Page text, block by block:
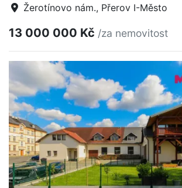
Žerotínovo nám., Přerov I-Město
13 000 000 Kč /za nemovitost